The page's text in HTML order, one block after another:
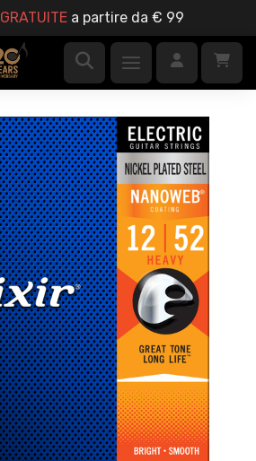
GRATUITEa partire da € 99